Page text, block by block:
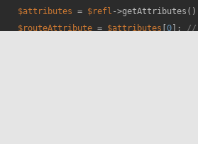
$attributes = $refl -
$routeAttribute = $attributes [0 ]; //